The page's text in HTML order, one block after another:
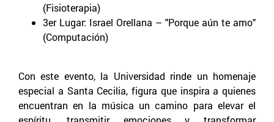
(Fisioterapia)
3er Lugar: Israel Orellana – "Porque aún te amo"
(Computación)
Con este evento, la Universidad rinde un homenaje
especial a Santa Cecilia, figura que inspira a quienes
encuentran en la música un camino para elevar el